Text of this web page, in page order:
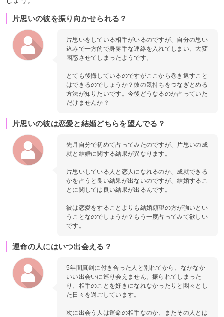
片思いの彼を振り向かせられる？
片思いをしている相手がいるのですが、自分の思い
込みで一方的で身勝手な連絡を入れてしまい、大変
困惑させてしまったようです。
とても後悔しているのですがここから巻き返すこと
はできるのでしょうか？彼の気持ちをつなぎとめる
方法が知りたいです。今後どうなるのか占っていた
だけませんか？
片思いの彼は恋愛と結婚どちらを望んでる？
先月自分で初めて占ってみたのですが、片思いの成
就と結婚に関する結果が異なります。
片思いしている人と恋人になれるのか、成就できる
かを占うと良い結果が出ないのですが、結婚するこ
とに関しては良い結果が出るんです。
彼は恋愛をすることよりも結婚願望の方が強いとい
うことなのでしょうか？もう一度占ってみて欲しい
です。
運命の人にはいつ出会える？
5年間真剣に付き合った人と別れてから、なかなか
いい出会いに巡り会えません。振られてしまった
り、相手のことを好きになれなかったりと悶々とし
た日々を過ごしています。
次に出会う人は運命の相手なのか、またその人とは